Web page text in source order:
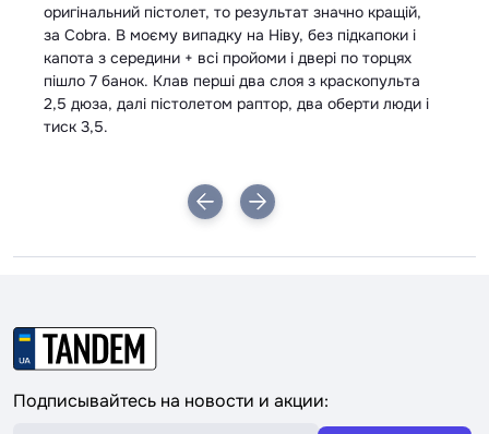
пістолет, то результат значно кращій,
випадку на Ніву, без підкапоки і
+ всі пройоми і двері по торцях
Клав перші два слоя з краскопульта
пістолетом раптор, два оберти люди і
Подписывайтесь на новости и акции: